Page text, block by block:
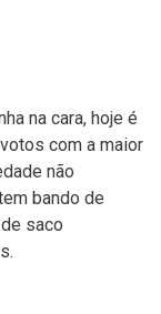
na cara, hoje é
com a maior
não
bando de
saco